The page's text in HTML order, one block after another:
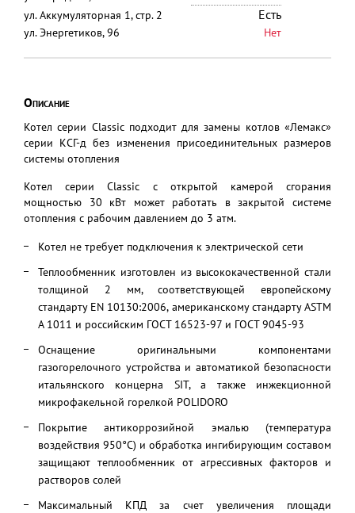
ул. Аккумуляторная 1, стр. 2
Есть
ул. Энергетиков, 96 Нет
Описание
Котел серии Classic подходит для замены котлов «Лемакс»
серии КСГ-д без изменения присоединительных размеров
системы отопления
Котел серии Classic с открытой камерой сгорания
мощностью 30 кВт может работать в закрытой системе
отопления с рабочим давлением до 3 атм.
Котел не требует подключения к электрической сети
Теплообменник изготовлен из высококачественной стали
толщиной 2 мм, соответствующей европейскому
стандарту EN 10130:2006, американскому стандарту ASTM
A 1011 и российским ГОСТ 16523-97 и ГОСТ 9045-93
Оснащение оригинальными компонентами
газогорелочного устройства и автоматикой безопасности
итальянского концерна SIT, а также инжекционной
микрофакельной горелкой POLIDORO
Покрытие антикоррозийной эмалью (температура
воздействия 950°С) и обработка ингибирующим составом
защищают теплообменник от агрессивных факторов и
растворов солей
Максимальный КПД за счет увеличения площади